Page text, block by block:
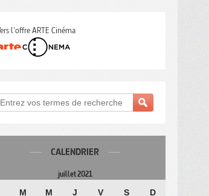
l'offre ARTE Cinéma
CALENDRIER
juillet 2021
M M J V S D